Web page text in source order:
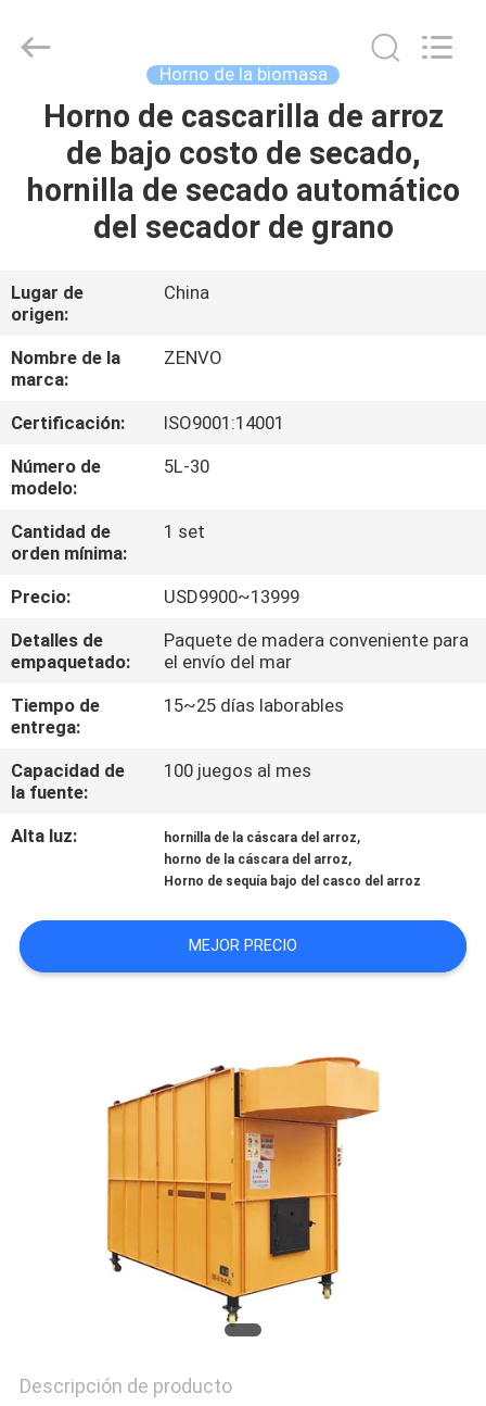
HOGAR
PRODUCTOS
NOSOTROS
VIAJE
DE
LA
FÁBRICA
CONTROL
CALIDAD
ÉNTRENOS
EN
CONTACTO
CON
PIDA
UNA
TECHNOLOGY
Horno de la biomasa
Horno de cascarilla de arroz
de bajo costo de secado,
hornilla de secado automático
del secador de grano
Lugar de
origen:
China
Nombre de la
marca:
ZENVO
Certificación:
ISO9001:14001
Número de
modelo:
5L-30
Cantidad de
orden mínima:
1 set
Precio:
USD9900~13999
Detalles de
empaquetado:
Paquete de madera conveniente para
el envío del mar
Tiempo de
entrega:
15~25 días laborables
Capacidad de
la fuente:
100 juegos al mes
Alta luz: hornilla de la cáscara del arroz,
horno de la cáscara del arroz,
Horno de sequía bajo del casco del arroz
MEJOR PRECIO
Descripción de producto